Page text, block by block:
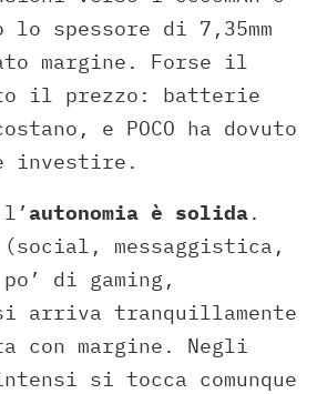
spessore di 7,35mm
margine. Forse il
il prezzo: batterie
e POCO ha dovuto
investire.
autonomia è solida.
(social, messaggistica,
di gaming,
arriva tranquillamente
con margine. Negli
si tocca comunque